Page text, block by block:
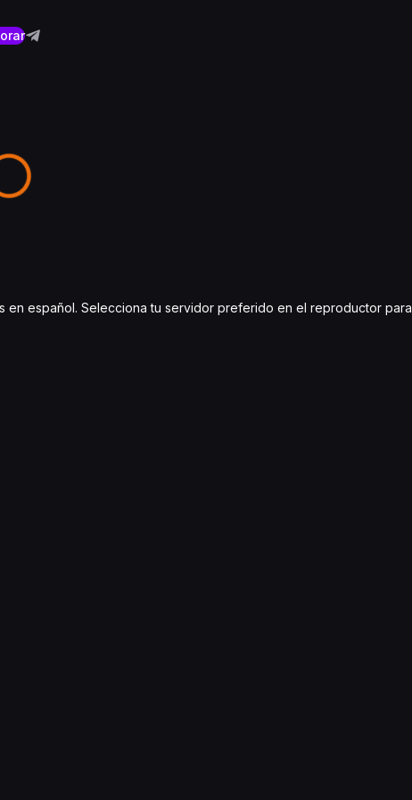
en español. Selecciona tu servidor preferido en el reproductor para